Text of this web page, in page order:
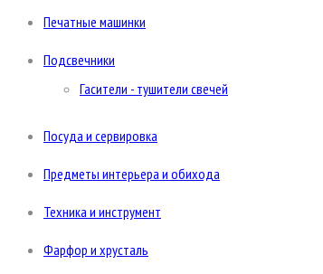
Печатные машинки
Подсвечники
Гасители - тушители свечей
Посуда и сервировка
Предметы интерьера и обихода
Техника и инструмент
Фарфор и хрусталь